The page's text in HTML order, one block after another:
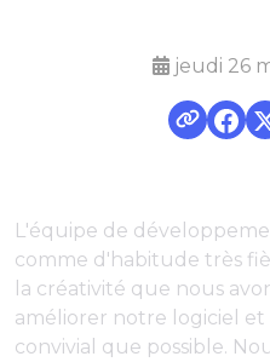
jeudi 26
L'équipe de
comme d'habitude très
la créativité que nous
améliorer notre logiciel
convivial que possible.